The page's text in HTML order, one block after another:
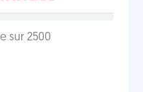
sur 2500